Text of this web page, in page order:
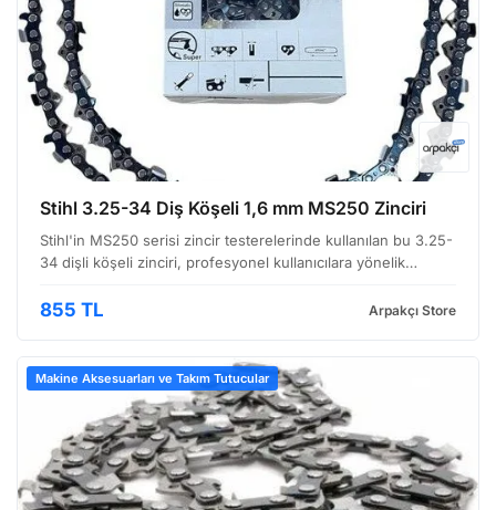
Stihl 3.25-34 Diş Köşeli 1,6 mm MS250 Zinciri
Stihl'in MS250 serisi zincir testerelerinde kullanılan bu 3.25-
34 dişli köşeli zinciri, profesyonel kullanıcılara yönelik
ve uzun ömürlü performans sunan …
855 TL Arpakçı Store
Makine Aksesuarları ve Takım Tutucular